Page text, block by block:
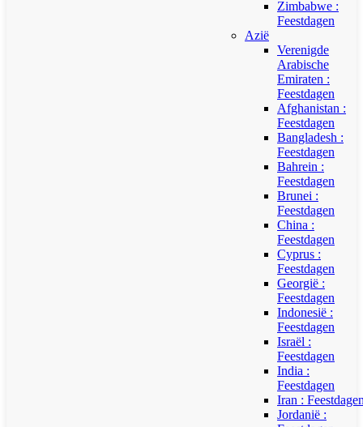
Zimbabwe :
Feestdagen
Azië
Verenigde
Arabische
Emiraten :
Feestdagen
Afghanistan :
Feestdagen
Bangladesh :
Feestdagen
Bahrein :
Feestdagen
Brunei :
Feestdagen
China :
Feestdagen
Cyprus :
Feestdagen
Georgië :
Feestdagen
Indonesië :
Feestdagen
Israël :
Feestdagen
India :
Feestdagen
Iran :
Jordanië :